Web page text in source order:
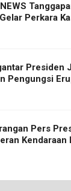
Perkara
Presiden
Pengungsi
Pers